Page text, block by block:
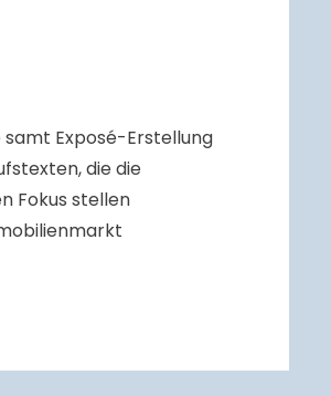
Exposé-Erstellung
die die
Fokus stellen